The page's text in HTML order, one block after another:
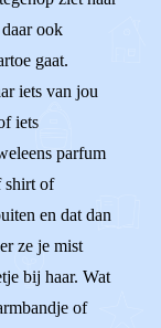
ook
gaat.
iets van jou
iets
parfum
shirt of
en dat dan
ze je mist
bij haar. Wat
of